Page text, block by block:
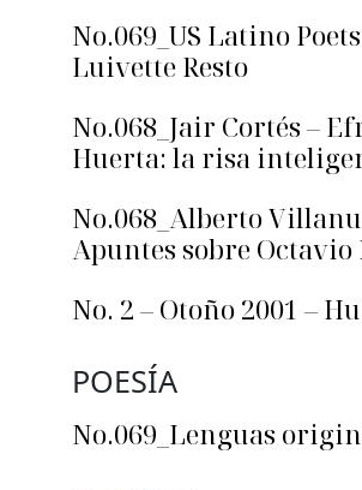
No.069_US Latino
Luivette Resto
No.068_Jair Cortés –
Huerta: la risa
No.068_Alberto
Apuntes sobre Octavio
No. 2 – Otoño 2001 –
POESÍA
No.069_Lenguas